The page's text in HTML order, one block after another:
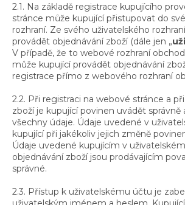
2.1. Na základě registrace kupujícího
stránce může kupující přistupovat do
rozhraní. Ze svého uživatelského
provádět objednávání zboží (dále jen „
V případě, že to webové rozhraní
může kupující provádět objednávání
registrace přímo z webového rozhraní
2.2. Při registraci na webové stránce a
zboží je kupující povinen uvádět správně
všechny údaje. Údaje uvedené v
kupující při jakékoliv jejich změně
Údaje uvedené kupujícím v
objednávání zboží jsou prodávajícím
správné.
2.3. Přístup k uživatelskému účtu je